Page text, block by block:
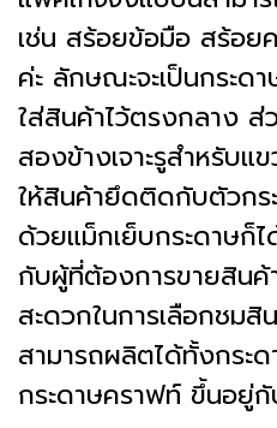
เช่น สร้อยข้อมือ สร้อ
ค่ะ ลักษณะจะเป็นกระ
ใส่สินค้าไว้ตรงกลาง ส่
สองข้างเจาะรูสำหรับแ
ให้สินค้ายึดติดกับตัวกร
ด้วยแม็กเย็บกระดาษก็ไ
กับผู้ที่ต้องการขายสินค้
สะดวกในการเลือกชม
สามารถผลิตได้ทั้งกระ
กระดาษคราฟท์ ขึ้นอยู่